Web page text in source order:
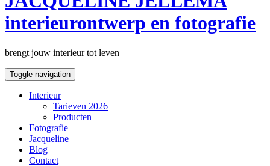
interieurontwerp en fotografie
brengt jouw interieur tot leven
Toggle navigation
Interieur
Tarieven 2026
Producten
Fotografie
Jacqueline
Blog
Contact